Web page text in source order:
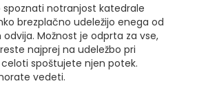
spoznati notranjost katedrale
brezplačno udeležijo enega od
odvija. Možnost je odprta za vse,
najprej na udeležbo pri
spoštujete njen potek.
vedeti.